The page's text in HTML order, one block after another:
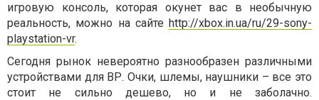
игровую консоль, которая окунет вас в необычную
реальность, можно на сайте http://xbox.in.ua/ru/29-sony-
playstation-vr.
Сегодня рынок невероятно разнообразен различными
устройствами для ВР. Очки, шлемы, наушники – все это
стоит не сильно дешево, но и не заболачно.